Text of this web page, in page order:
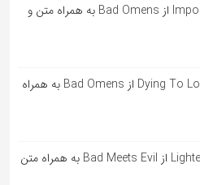
آهنگ انگلیسی Impose از Bad Omens به همراه متن و
آهنگ انگلیسی Dying To Love از Bad Omens به همراه
آهنگ انگلیسی Lighters از Bad Meets Evil به همراه متن